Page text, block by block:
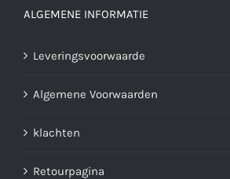
ALGEMENE INFORMATIE
Leveringsvoorwaarde
Algemene Voorwaarden
klachten
Retourpagina